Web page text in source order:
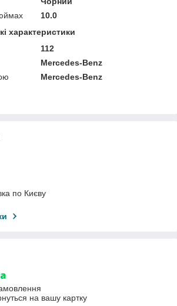
10.0
характеристики
112
Mercedes-Benz
Mercedes-Benz
по Києву
на вашу картку